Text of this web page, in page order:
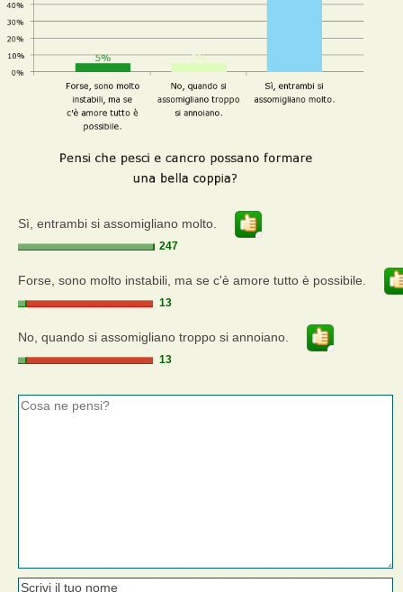
Sì, entrambi si assomigliano molto.
247
Forse, sono molto instabili, ma se c'è amore tutto è possibile.
13
No, quando si assomigliano troppo si annoiano.
13